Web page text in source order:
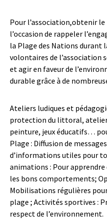
Pour l’association,obtenir le
l’occasion de rappeler
la Plage des Nations durant
volontaires de l’association
et agir en faveur de
durable grâce à de
Ateliers ludiques et
protection du littoral,
peinture, jeux éducatifs…
Plage : Diffusion de
d’informations utiles pour
animations : Pour
les bons comportements;
Mobilisations régulières
plage ; Activités sportives :
respect de l’environnement.